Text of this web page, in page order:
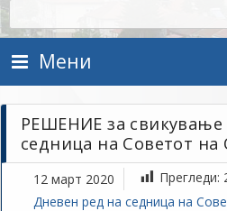
Општина Делчево
Мени
РЕШЕНИЕ за свикување
седница на Советот
12 март 2020 Прегледи:
Дневен ред на седница на